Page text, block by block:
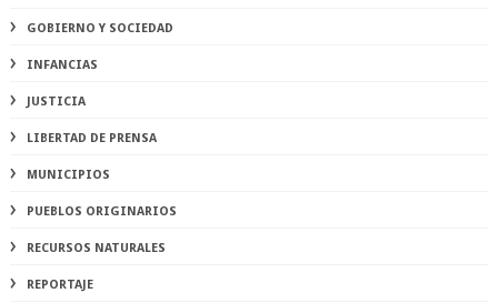
GOBIERNO Y SOCIEDAD
INFANCIAS
JUSTICIA
LIBERTAD DE PRENSA
MUNICIPIOS
PUEBLOS ORIGINARIOS
RECURSOS NATURALES
REPORTAJE